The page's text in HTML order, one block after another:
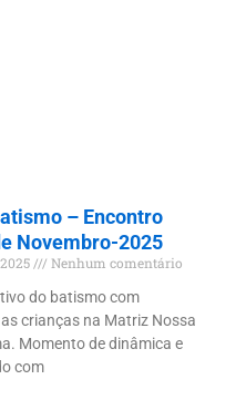
– Encontro
Novembro-2025
Nenhum comentário
do batismo com
crianças na Matriz Nossa
Momento de dinâmica e
com